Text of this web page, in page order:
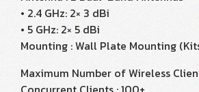
• 2.4 GHz: 2× 3 dBi
• 5 GHz: 2× 5 dBi
Mounting : Wall Plate Mounting
Maximum Number of Wireless